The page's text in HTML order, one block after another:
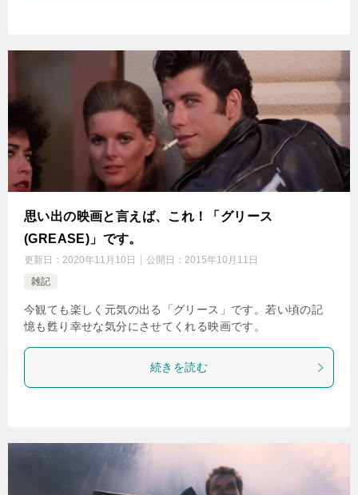
思い出の映画と言えば、これ！「グリース
(GREASE)」です。
更新日： 2020年11月10日 公開日： 2015年10月11日
雑記
今観ても楽しく元気の出る「グリース」です。若い頃の記
憶も甦り幸せな気分にさせてくれる映画です。
続きを読む